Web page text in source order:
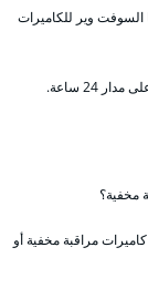
السوفت وير للكاميرات
24 ساعة.
مخفية؟
مراقبة مخفية أو